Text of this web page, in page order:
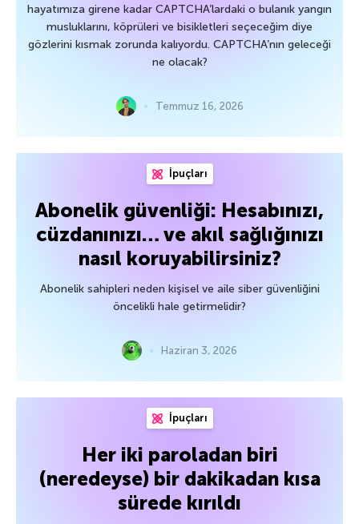
hayatımıza girene kadar CAPTCHA’lardaki o bulanık yangın
musluklarını, köprüleri ve bisikletleri seçeceğim diye
gözlerini kısmak zorunda kalıyordu. CAPTCHA’nın geleceği
ne olacak?
Temmuz 16, 2026
İpuçları
Abonelik güvenliği: Hesabınızı,
cüzdanınızı… ve akıl sağlığınızı
nasıl koruyabilirsiniz?
Abonelik sahipleri neden kişisel ve aile siber güvenliğini
öncelikli hale getirmelidir?
Haziran 3, 2026
İpuçları
Her iki paroladan biri
(neredeyse) bir dakikadan kısa
sürede kırıldı